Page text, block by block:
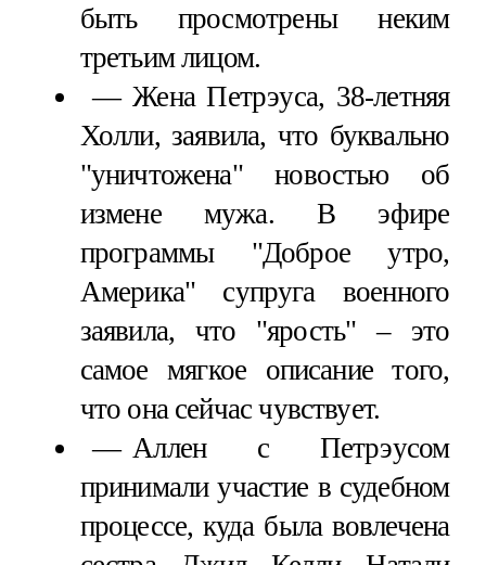
быть просмотрены неким
третьим лицом.
Жена Петрэуса, 38-летняя
Холли, заявила, что буквально
"уничтожена" новостью об
измене мужа. В эфире
программы "Доброе утро,
Америка" супруга военного
заявила, что "ярость" – это
самое мягкое описание того,
что она сейчас чувствует.
Аллен с Петрэусом
принимали участие в судебном
процессе, куда была вовлечена